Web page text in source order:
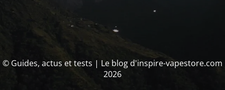
© Guides, actus et tests | Le blog d'inspire-vapestore.com
2026